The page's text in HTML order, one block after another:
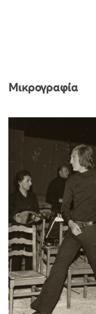
Μικρογραφία